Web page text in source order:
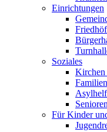
Einrichtungen
Soziales
Kirchen
Für Kinder